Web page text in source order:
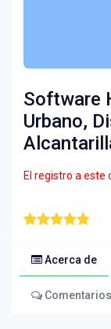
Software
Urbano,
El registro a este
Acerca de
Comentarios